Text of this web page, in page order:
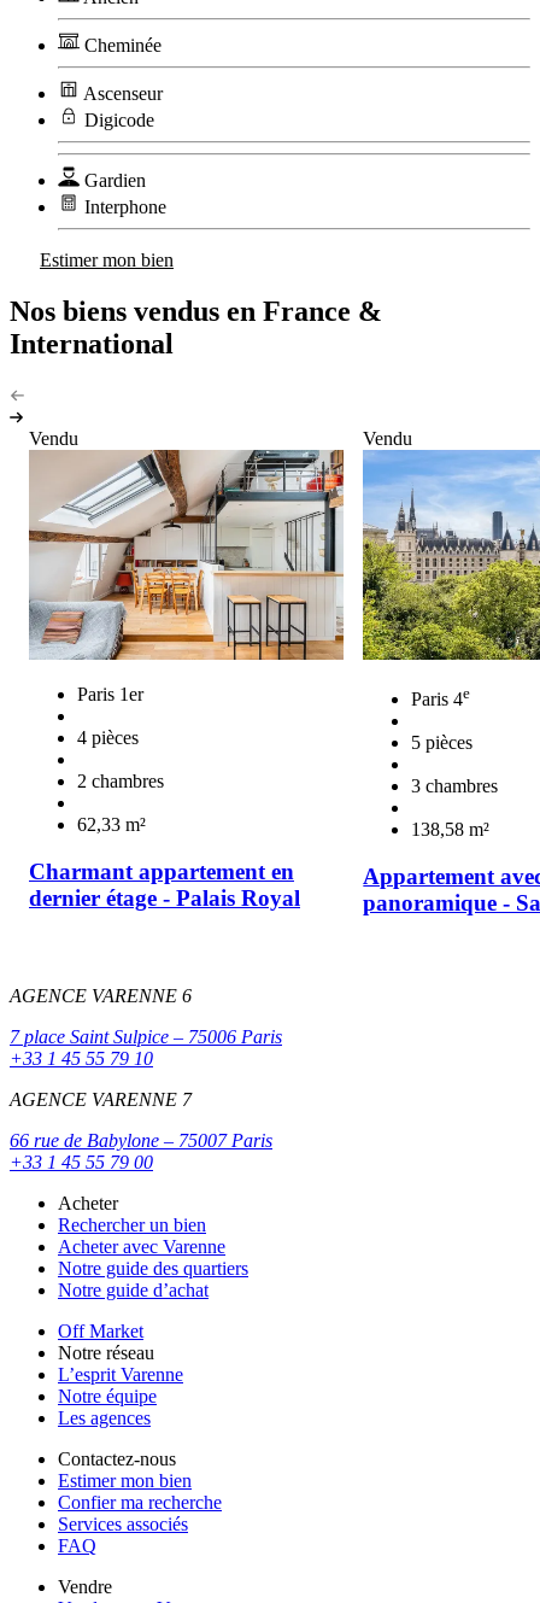
Cheminée
Ascenseur
Digicode
Gardien
Interphone
Estimer mon bien
Nos biens vendus en France &
International
Vendu
Paris 1er
4 pièces
2 chambres
62,33 m²
Charmant appartement en
dernier étage - Palais Royal
Vendu
Paris 4e
5 pièces
3 chambres
138,58 m²
Appartement
panoramique -
AGENCE VARENNE 6
7 place Saint Sulpice – 75006 Paris
+33 1 45 55 79 10
AGENCE VARENNE 7
66 rue de Babylone – 75007 Paris
+33 1 45 55 79 00
Acheter
Rechercher un bien
Acheter avec Varenne
Notre guide des quartiers
Notre guide d’achat
Off Market
Notre réseau
L’esprit Varenne
Notre équipe
Les agences
Contactez-nous
Estimer mon bien
Confier ma recherche
Services associés
FAQ
Vendre